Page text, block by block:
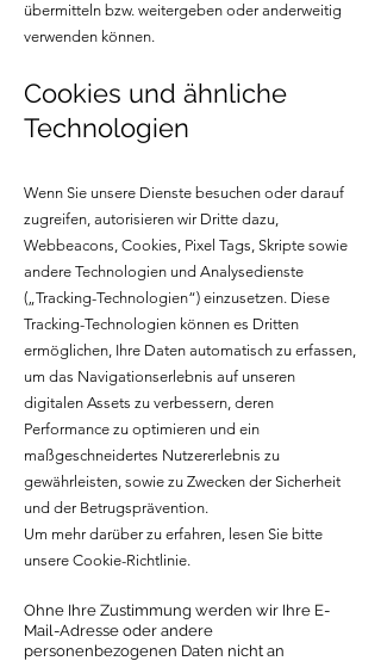
übermitteln bzw. weitergeben oder anderweitig
verwenden können.
Cookies und ähnliche
Technologien
Wenn Sie unsere Dienste besuchen oder darauf
zugreifen, autorisieren wir Dritte dazu,
Webbeacons, Cookies, Pixel Tags, Skripte sowie
andere Technologien und Analysedienste
(„Tracking-Technologien“) einzusetzen. Diese
Tracking-Technologien können es Dritten
ermöglichen, Ihre Daten automatisch zu erfassen,
um das Navigationserlebnis auf unseren
digitalen Assets zu verbessern, deren
Performance zu optimieren und ein
maßgeschneidertes Nutzererlebnis zu
gewährleisten, sowie zu Zwecken der Sicherheit
und der Betrugsprävention.
Um mehr darüber zu erfahren, lesen Sie bitte
unsere Cookie-Richtlinie.
Ohne Ihre Zustimmung werden wir Ihre E-
Mail-Adresse oder andere
personenbezogenen Daten nicht an